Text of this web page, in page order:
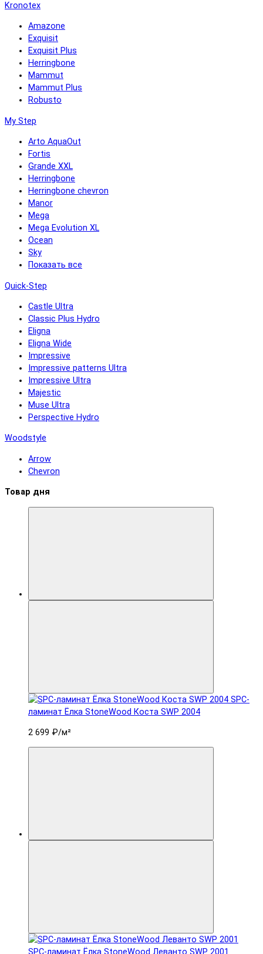
Kronotex
Amazone
Exquisit
Exquisit Plus
Herringbone
Mammut
Mammut Plus
Robusto
My Step
Arto AquaOut
Fortis
Grande XXL
Herringbone
Herringbone chevron
Manor
Mega
Mega Evolution XL
Ocean
Sky
Показать все
Quick-Step
Castle Ultra
Classic Plus Hydro
Eligna
Eligna Wide
Impressive
Impressive patterns Ultra
Impressive Ultra
Majestic
Muse Ultra
Perspective Hydro
Woodstyle
Arrow
Chevron
Товар дня
SPC-
ламинат Ëлка StoneWood Коста SWP 2004
2 699 ₽/м²